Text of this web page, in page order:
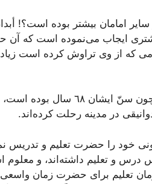
امامان‌ بیشتر بوده‌ است‌؟!
ایجاب‌ می‌نموده‌ است‌ که‌
که‌ از وی‌ تراوش‌ کرده‌ است‌
اوَّلاً یکی‌ از عوامل‌ مهم‌، طول‌ عمر آن‌ حضرت‌ است‌ چون‌ سنّ
خود را حضرت‌ تعلیم‌ و تدریس‌
و تعلیم‌ داشته‌اند، و معلوم‌
تعلیم‌ برای‌ حضرت‌ زمان‌